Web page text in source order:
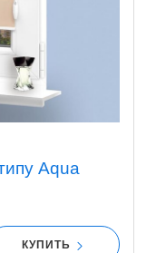
Aqua
КУПИТЬ